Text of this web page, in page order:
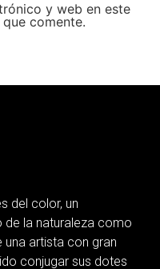
y web en este
comente.
del color, un
de la naturaleza como
una artista con gran
conjugar sus dotes